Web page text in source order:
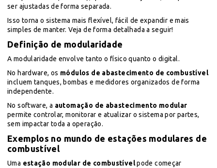
ser ajustadas de forma separada.
Isso torna o sistema mais flexível, fácil de expandir e mais
simples de manter. Veja de forma detalhada a seguir!
Definição de modularidade
A modularidade envolve tanto o físico quanto o digital.
No hardware, os módulos de abastecimento de combustível
incluem tanques, bombas e medidores organizados de forma
independente.
No software, a automação de abastecimento modular
permite controlar, monitorar e atualizar o sistema por partes,
sem impactar toda a operação.
Exemplos no mundo de estações modulares de
combustível
Uma estação modular de combustívelpode começar